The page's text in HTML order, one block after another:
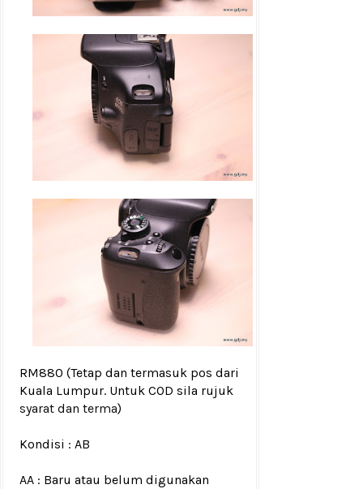
RM880 (Tetap dan termasuk pos dari
Kuala Lumpur. Untuk COD sila rujuk
syarat dan terma)
Kondisi : AB
AA : Baru atau belum digunakan